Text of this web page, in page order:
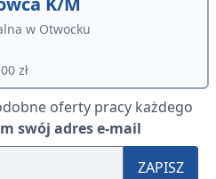
w Otwocku
zł
oferty pracy każdego
swój adres e-mail
ZAPISZ